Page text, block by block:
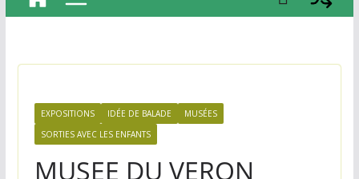
u
a
n
e
EXPOSITIONS IDÉE DE BALADE
MUSÉES
SORTIES AVEC LES ENFANTS
MUSEE DU VERON